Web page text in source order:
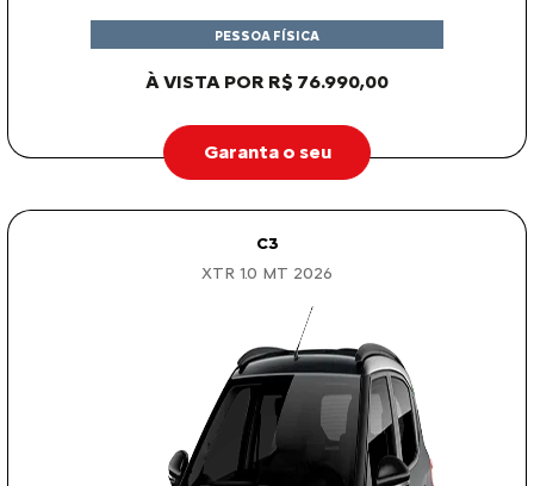
À VISTA POR R$ 76.990,00
PESSOA FÍSICA
Garanta o seu
C3
XTR 1.0 MT 2026